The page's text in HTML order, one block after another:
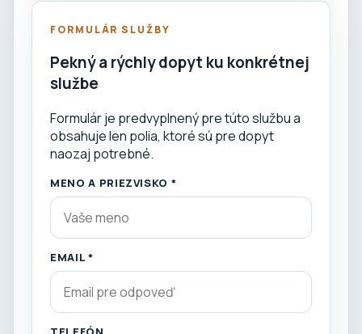
FORMULÁR SLUŽBY
Pekný a rýchly dopyt ku konkrétnej
službe
Formulár je predvyplnený pre túto službu a
obsahuje len polia, ktoré sú pre dopyt
naozaj potrebné.
MENO A PRIEZVISKO *
EMAIL *